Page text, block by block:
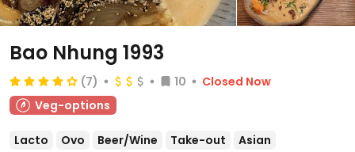
Bao Nhung 1993
(7) 10
Closed Now
Veg-options
Lacto Ovo Beer/Wine Take-out
Asian